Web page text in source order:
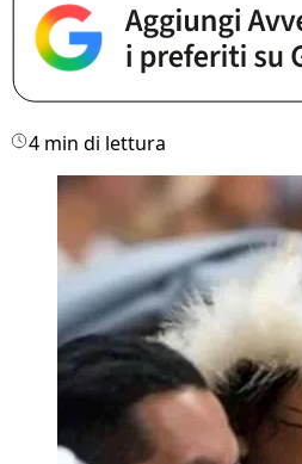
4 min di lettura